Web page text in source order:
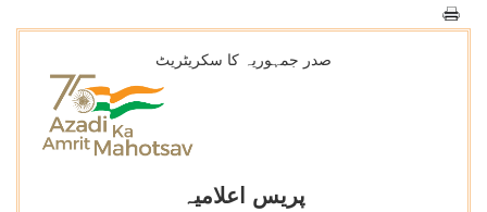
صدر جمہوریہ کا سکریٹریٹ
پریس اعلامیہ